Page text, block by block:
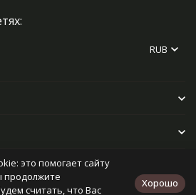
RUB
это помогает сайту
продолжите
считать, что Вас
Хорошо